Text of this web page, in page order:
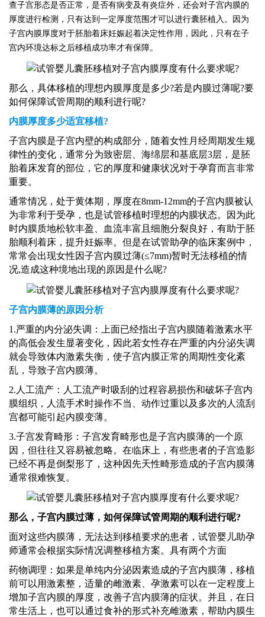
查子宫形态是否正常，是否有病变及有炎症外，还会对子宫内膜的
厚度进行检测，只有达到一定厚度范围才可以进行囊胚植入。因为
子宫内膜厚度对于胚胎着床妊娠起着决定性作用，因此，只有在子
宫内环境达标之后移植成功率才有保障。
那么，具体移植的理想内膜厚度是多少?若是内膜过薄呢?要
如何保障试管周期的顺利进行呢?
内膜厚度多少适宜移植?
子宫内膜是子宫内壁的构成部分，随着女性月经周期发生规
律性的变化，通常分为致密层、海绵层和基底层3层，是胚
胎着床发育的部位，它的厚度和健康状况对于孕育而言非常
重要。
通常情况，处于黄体期，厚度在8mm-12mm的子宫内膜被认
为非常利于受孕，也是试管移植时理想的内膜状态。因为此
时内膜质地松软丰盈、血流丰富且细胞分裂良好，有助于胚
胎顺利着床，提升妊娠率。但是在试管助孕的临床案例中，
常常会出现女性因子宫内膜过薄(≤7mm)暂时无法移植的情
况,造成这种境地出现的原因是什么呢?
子宫内膜薄的原因分析
1.严重的内分泌失调：上面已经指出子宫内膜随着激素水平
的高低会发生显著变化，因此若女性存在严重的内分泌失调
就会导致体内激素失衡，使子宫内膜正常的周期性变化紊
乱，导致子宫内膜薄。
2.人工流产：人工流产时吸刮的过程容易损伤和破坏子宫内
膜组织，人流手术时操作不当、动作过重以及多次的人流刮
宫都可能引起内膜变薄。
3.子宫发育畸形：子宫发育畸形也是子宫内膜薄的一个原
因，但往往又容易被忽略。在临床上，有些患者的子宫造影
已经不再是倒梨形了，这种因先天性畸形造成的子宫内膜薄
通常很难恢复。
那么，子宫内膜过薄，如何保障试管周期的顺利进行呢?
面对这些内膜薄，无法达到移植要求的患者，试管婴儿助孕
师通常会根据实际情况调整移植方案。具有两个方面
药物调理：如果是单纯内分泌因素造成的子宫内膜薄，移植
前可以用激素整，适量的雌激素、孕激素可以在一定程度上
增加子宫内膜的厚度，改善子宫内膜薄的症状。并且，在日
常生活上，也可以通过食补的形式补充雌激素，帮助内膜生